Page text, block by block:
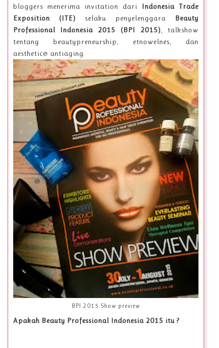
bloggers menerima invitation dari Indonesia Trade
Exposition (ITE)selaku penyelenggara Beauty
Professional Indonesia 2015 (BPI 2015), talkshow
tentang beautypreneurship, etnowelnes, dan
aesthetic& antiaging.
BPI 2015 Show preview
Apakah Beauty Professional Indonesia 2015 itu ?